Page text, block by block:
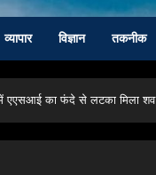
व्यापार विज्ञान तकनीक
में एएसआई का फंदे से लटका मिला शव